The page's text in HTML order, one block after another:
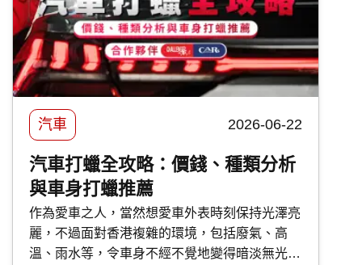
汽車 2026-06-22
汽車打蠟全攻略：價錢、種類分析
與車身打蠟推薦
作為愛車之人，當然想愛車外表時刻保持光澤亮
麗，不過面對香港複雜的環境，包括廢氣、高
溫、雨水等，令車身不經不覺地變得暗淡無光，